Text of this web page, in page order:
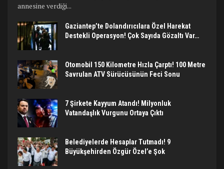
annesine verdiği...
Gaziantep’te Dolandırıcılara Özel Harekat
Destekli Operasyon! Çok Sayıda Gözaltı Var…
Otomobil 150 Kilometre Hızla Çarptı! 100 Metre
Savrulan ATV Sürücüsünün Feci Sonu
7 Şirkete Kayyum Atandı! Milyonluk
Vatandaşlık Vurgunu Ortaya Çıktı
Belediyelerde Hesaplar Tutmadı! 9
Büyükşehirden Özgür Özel’e Şok